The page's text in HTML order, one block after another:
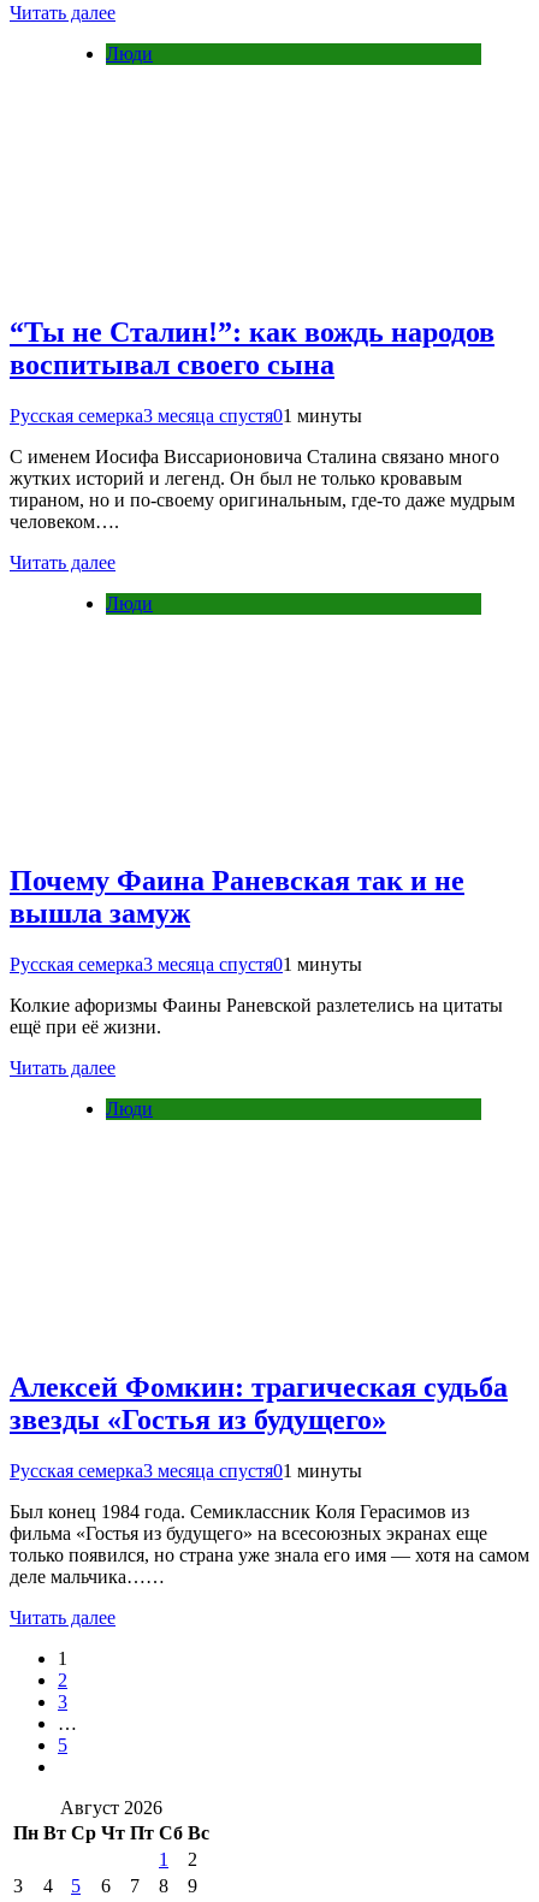
Читать далее
Люди
“Ты не Сталин!”: как вождь народов
воспитывал своего сына
Русская семерка3 месяца спустя01 минуты
С именем Иосифа Виссарионовича Сталина связано много
жутких историй и легенд. Он был не только кровавым
тираном, но и по-своему оригинальным, где-то даже мудрым
человеком….
Читать далее
Люди
Почему Фаина Раневская так и не
вышла замуж
Русская семерка3 месяца спустя01 минуты
Колкие афоризмы Фаины Раневской разлетелись на цитаты
ещё при её жизни.
Читать далее
Люди
Алексей Фомкин: трагическая судьба
звезды «Гостья из будущего»
Русская семерка3 месяца спустя01 минуты
Был конец 1984 года. Семиклассник Коля Герасимов из
фильма «Гостья из будущего» на всесоюзных экранах еще
только появился, но страна уже знала его имя — хотя на самом
деле мальчика……
Читать далее
1
2
3
…
5
Август 2026
Пн Вт Ср Чт Пт Сб Вс
1
2
3
4 5 6 7 8
9